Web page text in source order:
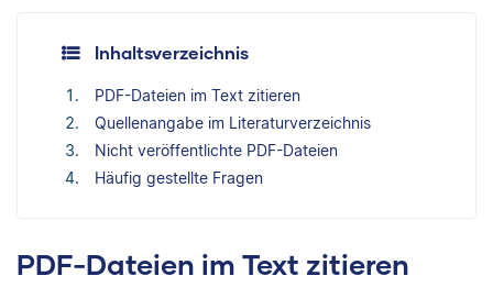
Inhaltsverzeichnis
PDF-Dateien im Text zitieren
Quellenangabe im Literaturverzeichnis
Nicht veröffentlichte PDF-Dateien
Häufig gestellte Fragen
PDF-Dateien im Text zitieren